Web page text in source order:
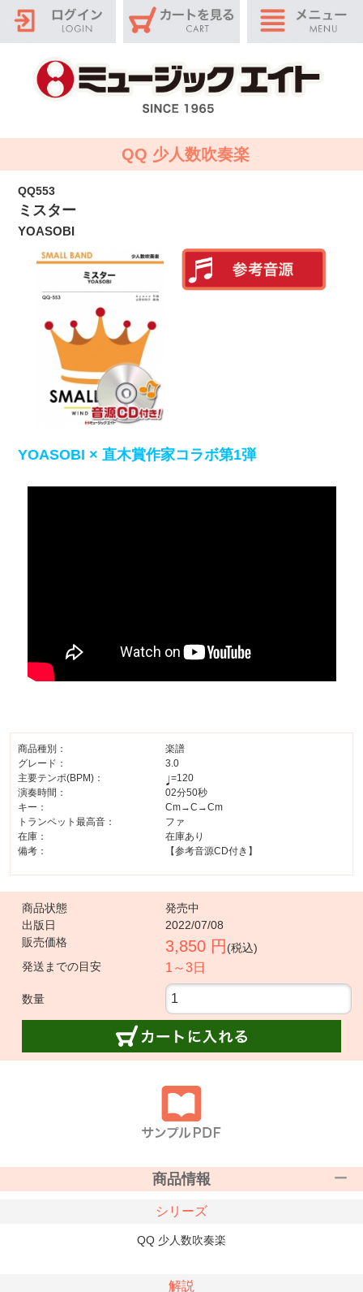
QQ 少人数吹奏楽
QQ553
ミスター
YOASOBI
YOASOBI × 直木賞作家コラボ第1弾
商品種別：
楽譜
グレード：
3.0
主要テンポ(BPM)：
=120
演奏時間：
02分50秒
キー：
Cm→C→Cm
トランペット最高音：
ファ
在庫：
在庫あり
備考：
【参考音源CD付き】
商品状態
発売中
出版日
2022/07/08
販売価格
3,850 円 (税込)
発送までの目安
1～3日
数量
商品情報
シリーズ
QQ 少人数吹奏楽
解説